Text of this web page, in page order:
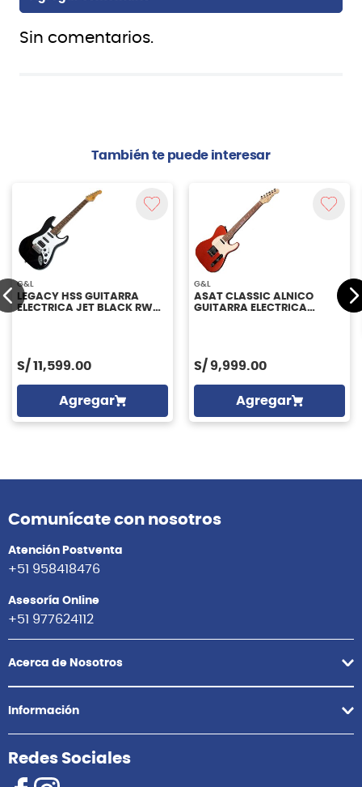
Sin comentarios.
También te puede interesar
G&L
LEGACY HSS GUITARRA
ELECTRICA JET BLACK RWN
S/ 11,599.00
Agregar
G&L
ASAT CLASSIC ALNICO
GUITARRA ELECTRICA
S/ 9,999.00
Agregar
Comunícate con nosotros
Atención Postventa
+51 958418476
Asesoría Online
+51 977624112
Acerca de Nosotros
Información
Redes Sociales